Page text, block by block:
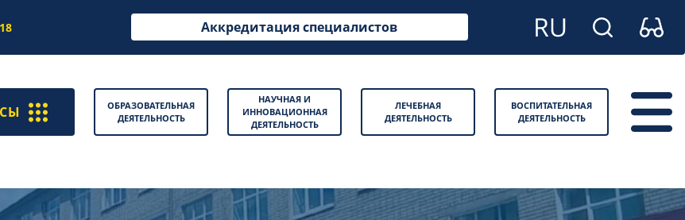
Аккредитация специалистов
ОБРАЗОВАТЕЛЬНАЯ
ДЕЯТЕЛЬНОСТЬ
НАУЧНАЯ И
ИННОВАЦИОННАЯ
ДЕЯТЕЛЬНОСТЬ
ЛЕЧЕБНАЯ
ДЕЯТЕЛЬНОСТЬ
ВОСПИТАТЕЛЬНАЯ
ДЕЯТЕЛЬНОСТЬ